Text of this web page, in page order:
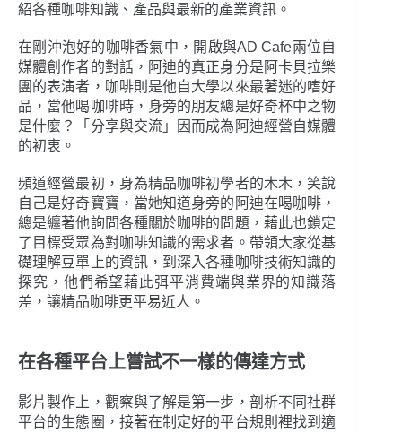
紹各種咖啡知識、產品與最新的產業資訊。
在剛沖泡好的咖啡香氣中，開啟與AD Cafe兩位自
媒體創作者的對話，阿迪的真正身分是阿卡貝拉樂
團的表演者，咖啡則是他自大學以來最著迷的嗜好
品，當他喝咖啡時，身旁的朋友總是好奇杯中之物
是什麼？「分享與交流」因而成為阿迪經營自媒體
的初衷。
頻道經營最初，身為精品咖啡初學者的木木，笑說
自己是好奇寶寶，當她知道身旁的阿迪在喝咖啡，
總是纏著他詢問各種關於咖啡的問題，藉此也鎖定
了目標受眾為對咖啡知識的需求者。帶領大家從基
礎理解豆單上的資訊，到深入各種咖啡技術知識的
探究，他們希望藉此弭平消費端與業界的知識落
差，讓精品咖啡更平易近人。
在各種平台上嘗試不一樣的傳達方式
影片製作上，觀察與了解是第一步，剖析不同社群
平台的生態圈，接著在制定好的平台規則裡找到適